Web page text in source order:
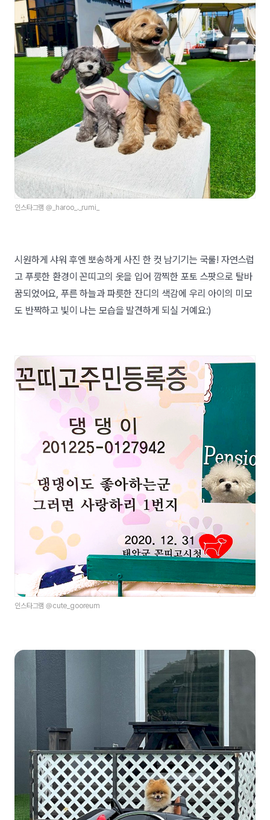
인스타그램 @_haroo_._rumi_
시원하게 샤워 후엔 뽀송하게 사진 한 컷 남기기는 국룰! 자연스럽
고 푸릇한 환경이 꼰띠고의 옷을 입어 깜찍한 포토 스팟으로 탈바
꿈되었어요, 푸른 하늘과 파릇한 잔디의 색감에 우리 아이의 미모
도 반짝하고 빛이 나는 모습을 발견하게 되실 거예요:)
인스타그램 @cute_gooreum